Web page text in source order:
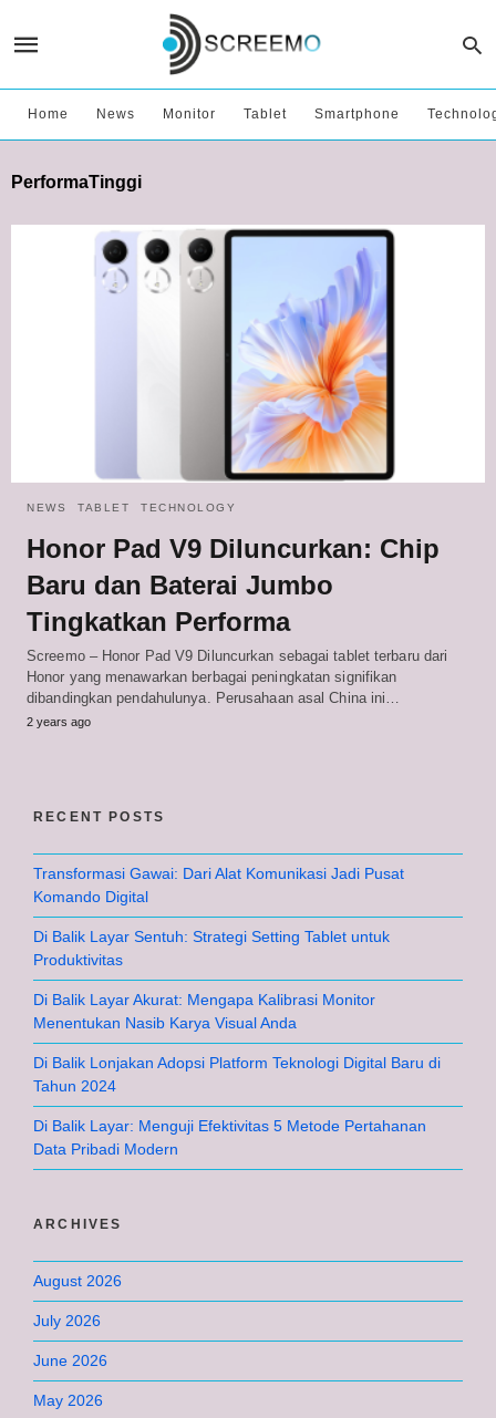
Home News Monitor Tablet Smartphone
PerformaTinggi
NEWS TABLET TECHNOLOGY
Honor Pad V9 Diluncurkan: Chip
Baru dan Baterai Jumbo
Tingkatkan Performa
Screemo – Honor Pad V9 Diluncurkan sebagai tablet terbaru dari
Honor yang menawarkan berbagai peningkatan signifikan
dibandingkan pendahulunya. Perusahaan asal China ini…
2 years ago
RECENT POSTS
Transformasi Gawai: Dari Alat Komunikasi Jadi Pusat
Komando Digital
Di Balik Layar Sentuh: Strategi Setting Tablet untuk
Produktivitas
Di Balik Layar Akurat: Mengapa Kalibrasi Monitor
Menentukan Nasib Karya Visual Anda
Di Balik Lonjakan Adopsi Platform Teknologi Digital Baru di
Tahun 2024
Di Balik Layar: Menguji Efektivitas 5 Metode Pertahanan
Data Pribadi Modern
ARCHIVES
August 2026
July 2026
June 2026
May 2026